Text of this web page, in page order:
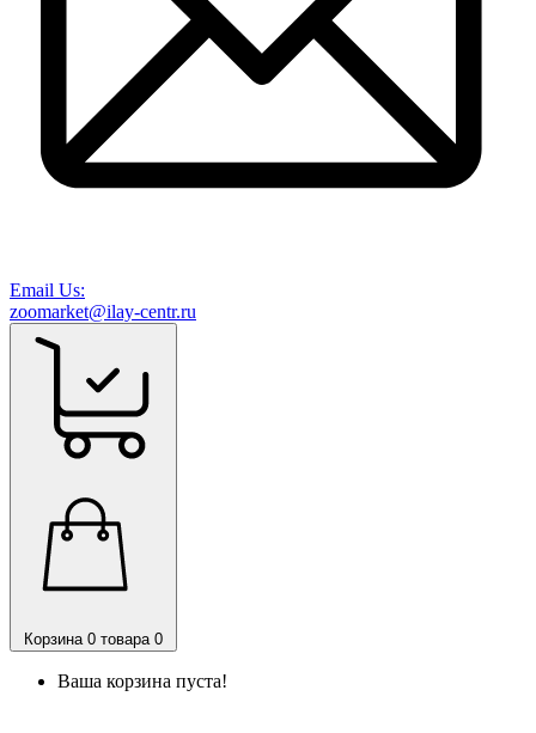
Email Us:
zoomarket@ilay-centr.ru
Корзина 0 товара 0
Ваша корзина пуста!